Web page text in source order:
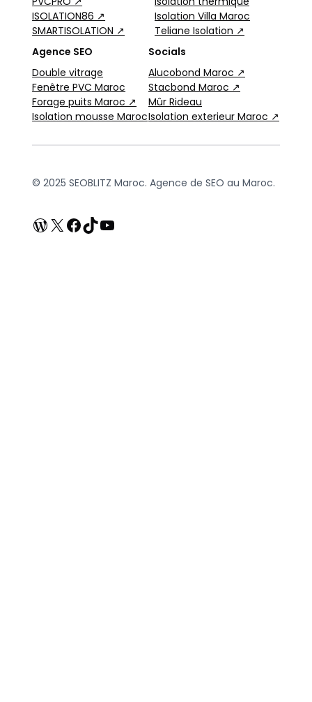
ISOLATION86 ↗
SMARTISOLATION ↗
Isolation Villa Maroc
Teliane Isolation ↗
Agence SEO
Double vitrage
Fenêtre PVC Maroc
Forage puits Maroc ↗
Isolation mousse Maroc
Socials
Alucobond Maroc ↗
Stacbond Maroc ↗
Mûr Rideau
Isolation exterieur Maroc ↗
© 2025 SEOBLITZ Maroc. Agence de SEO au Maroc.
WordPress
X Facebook
TikTokYouTube